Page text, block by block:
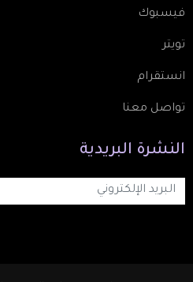
فيسبوك
تويتر
انستقرام
تواصل معنا
النشرة البريدية